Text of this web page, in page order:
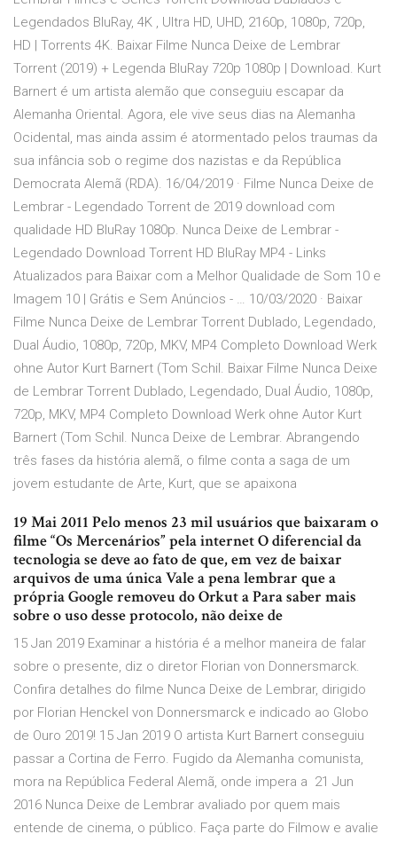
Legendados BluRay, 4K , Ultra HD, UHD, 2160p, 1080p, 720p,
HD | Torrents 4K. Baixar Filme Nunca Deixe de Lembrar
Torrent (2019) + Legenda BluRay 720p 1080p | Download. Kurt
Barnert é um artista alemão que conseguiu escapar da
Alemanha Oriental. Agora, ele vive seus dias na Alemanha
Ocidental, mas ainda assim é atormentado pelos traumas da
sua infância sob o regime dos nazistas e da República
Democrata Alemã (RDA). 16/04/2019 · Filme Nunca Deixe de
Lembrar - Legendado Torrent de 2019 download com
qualidade HD BluRay 1080p. Nunca Deixe de Lembrar -
Legendado Download Torrent HD BluRay MP4 - Links
Atualizados para Baixar com a Melhor Qualidade de Som 10 e
Imagem 10 | Grátis e Sem Anúncios - … 10/03/2020 · Baixar
Filme Nunca Deixe de Lembrar Torrent Dublado, Legendado,
Dual Áudio, 1080p, 720p, MKV, MP4 Completo Download Werk
ohne Autor Kurt Barnert (Tom Schil. Baixar Filme Nunca Deixe
de Lembrar Torrent Dublado, Legendado, Dual Áudio, 1080p,
720p, MKV, MP4 Completo Download Werk ohne Autor Kurt
Barnert (Tom Schil. Nunca Deixe de Lembrar. Abrangendo
três fases da história alemã, o filme conta a saga de um
jovem estudante de Arte, Kurt, que se apaixona
19 Mai 2011 Pelo menos 23 mil usuários que baixaram o
filme “Os Mercenários” pela internet O diferencial da
tecnologia se deve ao fato de que, em vez de baixar
arquivos de uma única Vale a pena lembrar que a
própria Google removeu do Orkut a Para saber mais
sobre o uso desse protocolo, não deixe de
15 Jan 2019 Examinar a história é a melhor maneira de falar
sobre o presente, diz o diretor Florian von Donnersmarck.
Confira detalhes do filme Nunca Deixe de Lembrar, dirigido
por Florian Henckel von Donnersmarck e indicado ao Globo
de Ouro 2019! 15 Jan 2019 O artista Kurt Barnert conseguiu
passar a Cortina de Ferro. Fugido da Alemanha comunista,
mora na República Federal Alemã, onde impera a 21 Jun
2016 Nunca Deixe de Lembrar avaliado por quem mais
entende de cinema, o público. Faça parte do Filmow e avalie